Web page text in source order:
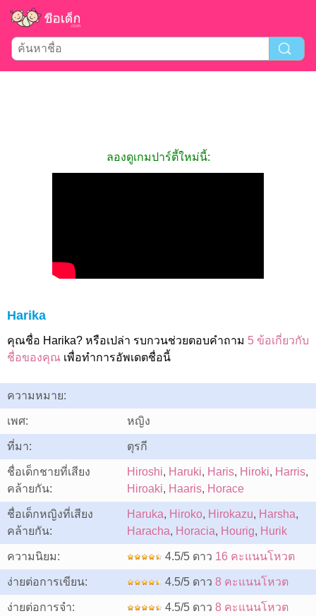
ลองดูเกมปาร์ตี้ใหม่นี้:
Harika
คุณชื่อ Harika? หรือเปล่า รบกวนช่วยตอบคำถาม 5 ข้อเกี่ยวกับ
ชื่อของคุณ เพื่อทำการอัพเดตชื่อนี้
ความหมาย:
เพศ: หญิง
ที่มา: ตุรกี
ชื่อเด็กชายที่เสียง
คล้ายกัน:
Hiroshi, Haruki, Haris, Hiroki, Harris,
Hiroaki, Haaris, Horace
ชื่อเด็กหญิงที่เสียง
คล้ายกัน:
Haruka, Hiroko, Hirokazu, Harsha,
Haracha, Horacia, Hourig, Hurik
ความนิยม: 4.5/5 ดาว 16 คะแนนโหวต
ง่ายต่อการเขียน: 4.5/5 ดาว 8 คะแนนโหวต
ง่ายต่อการจำ: 4.5/5 ดาว 8 คะแนนโหวต